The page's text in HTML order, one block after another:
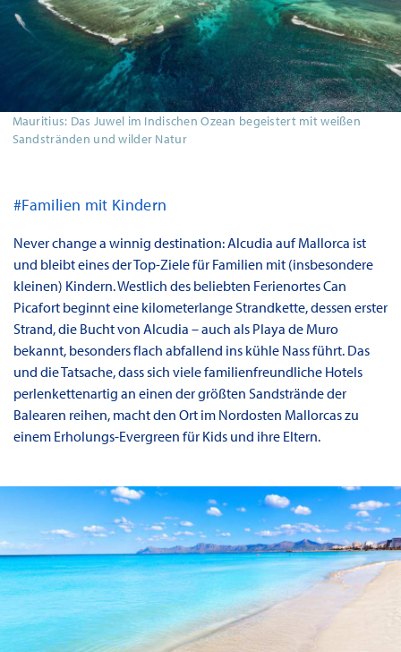
Mauritius: Das Juwel im Indischen Ozean begeistert mit weißen
Sandstränden und wilder Natur
#Familien mit Kindern
Never change a winnig destination: Alcudia auf Mallorca ist
und bleibt eines der Top-Ziele für Familien mit (insbesondere
kleinen) Kindern. Westlich des beliebten Ferienortes Can
Picafort beginnt eine kilometerlange Strandkette, dessen erster
Strand, die Bucht von Alcudia – auch als Playa de Muro
bekannt, besonders flach abfallend ins kühle Nass führt. Das
und die Tatsache, dass sich viele familienfreundliche Hotels
perlenkettenartig an einen der größten Sandstrände der
Balearen reihen, macht den Ort im Nordosten Mallorcas zu
einem Erholungs-Evergreen für Kids und ihre Eltern.